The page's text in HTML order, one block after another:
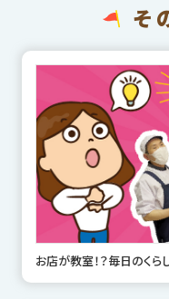
そ
お店が教室！？毎日のくら